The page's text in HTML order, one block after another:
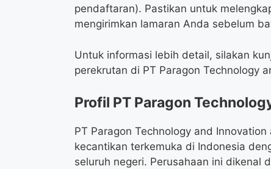
pendaftaran). Pastikan untuk
mengirimkan lamaran Anda sebelum
Untuk informasi lebih detail, silakan
perekrutan di PT Paragon Technology
Profil PT Paragon
PT Paragon Technology and
kecantikan terkemuka di Indonesia
seluruh negeri. Perusahaan ini dikenal